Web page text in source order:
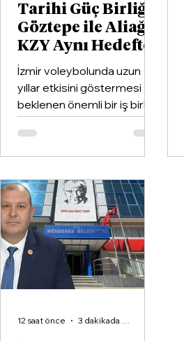
Tarihi Güç Birliği:
Göztepe ile Aliağa
KZY Aynı Hedefte
İzmir voleybolunda uzun
yıllar etkisini göstermesi
beklenen önemli bir iş birliği
hayata geçirildi. Kentin köklü
kulüplerinden Göztepe
Spor Kulübü ile İzmir'in en
organizasyonlarından
Aliağa KZY Spor Kulübü,
voleybol branşında güçlerini
birleştiren kapsamlı bir iş
birliği protokolüne imza attı.
12 saat önce 3 dakikada okunur